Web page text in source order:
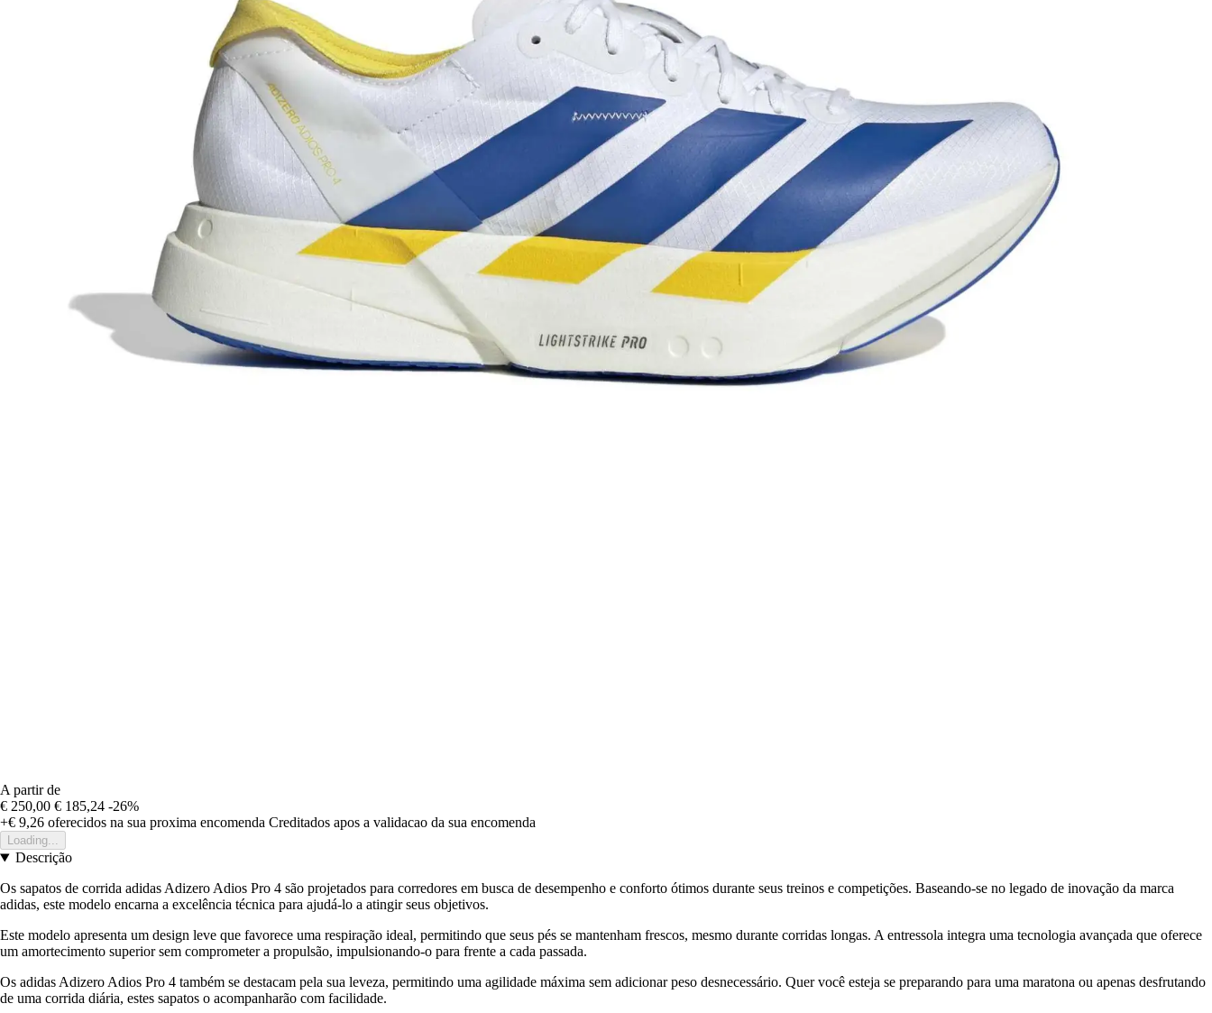
A partir de
€ 250,00 € 185,24 -26%
+€ 9,26 oferecidos na sua proxima encomenda Creditados apos a validacao da sua encomenda
Loading...
Descrição
Os sapatos de corrida adidas Adizero Adios Pro 4 são projetados para corredores em busca de desempenho e conforto ótimos durante seus treinos e competições. Baseando-se no legado de inovação da marca
adidas, este modelo encarna a excelência técnica para ajudá-lo a atingir seus objetivos.
Este modelo apresenta um design leve que favorece uma respiração ideal, permitindo que seus pés se mantenham frescos, mesmo durante corridas longas. A entressola integra uma tecnologia avançada que oferece
um amortecimento superior sem comprometer a propulsão, impulsionando-o para frente a cada passada.
Os adidas Adizero Adios Pro 4 também se destacam pela sua leveza, permitindo uma agilidade máxima sem adicionar peso desnecessário. Quer você esteja se preparando para uma maratona ou apenas desfrutando
de uma corrida diária, estes sapatos o acompanharão com facilidade.